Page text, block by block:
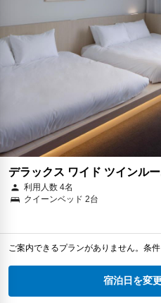
デラックス ワイド ツインルー
利用人数 4名
クイーンベッド 2台
ご案内できるプランがありません。条
宿泊日を変